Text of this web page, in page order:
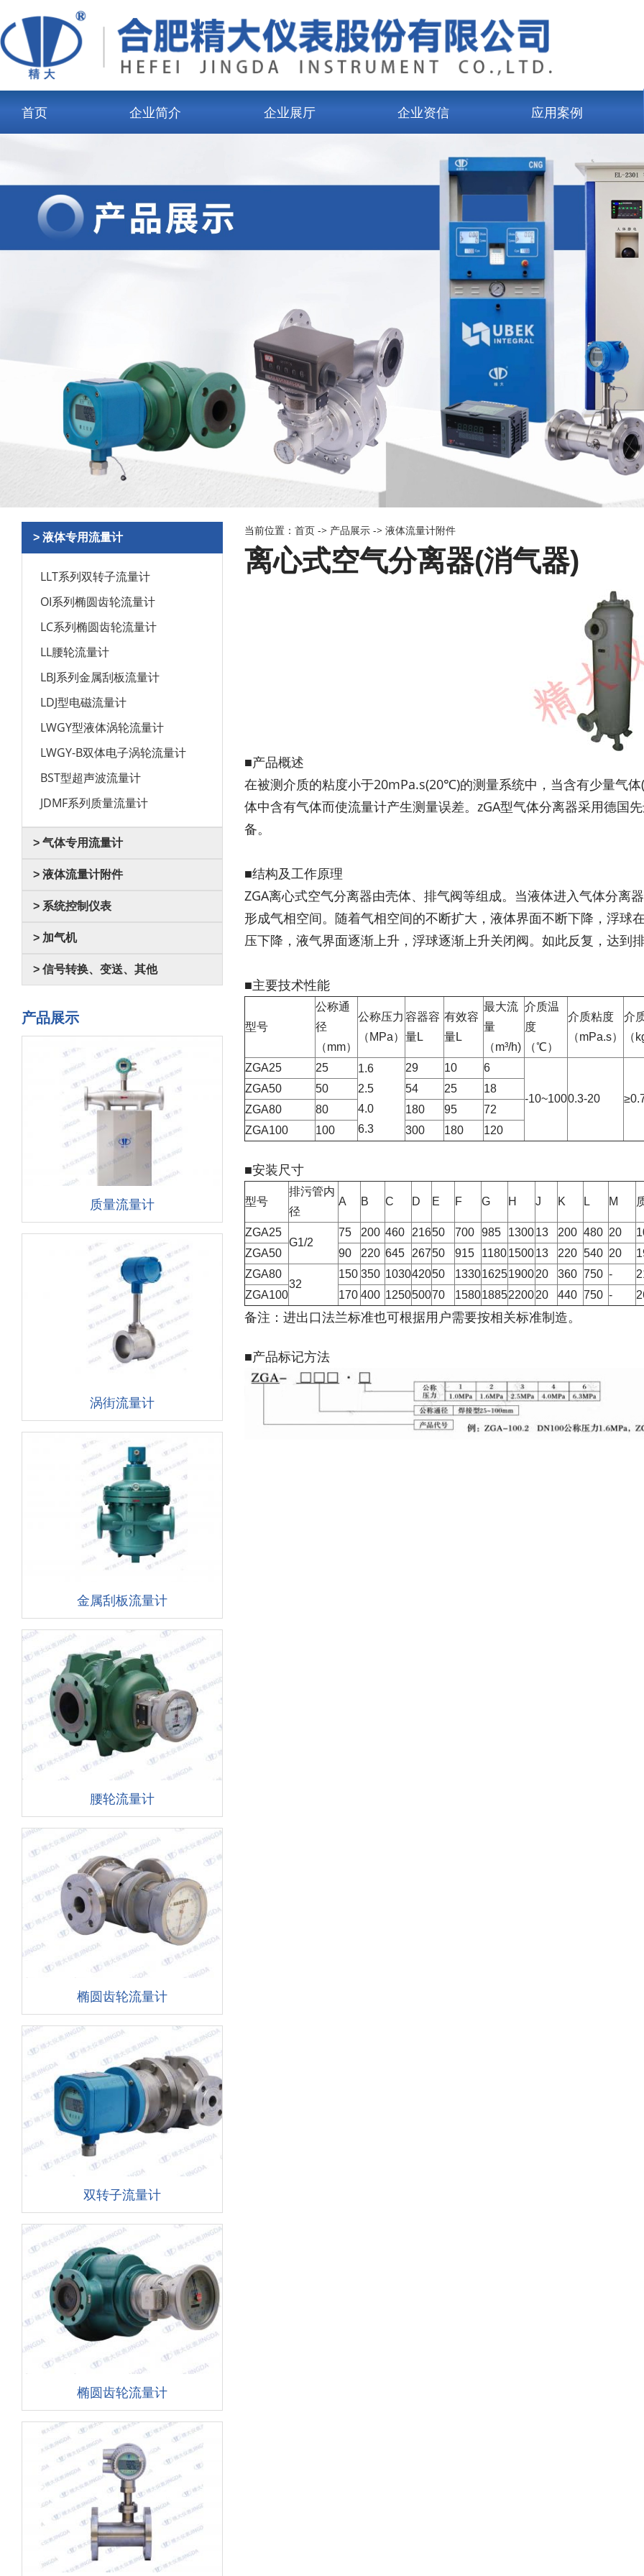
首页 企业简介 企业展厅 企业资信 应用案例
> 液体专用流量计
LLT系列双转子流量计
OI系列椭圆齿轮流量计
LC系列椭圆齿轮流量计
LL腰轮流量计
LBJ系列金属刮板流量计
LDJ型电磁流量计
LWGY型液体涡轮流量计
LWGY-B双体电子涡轮流量计
BST型超声波流量计
JDMF系列质量流量计
> 气体专用流量计
> 液体流量计附件
> 系统控制仪表
> 加气机
> 信号转换、变送、其他
产品展示
质量流量计
涡街流量计
金属刮板流量计
腰轮流量计
椭圆齿轮流量计
双转子流量计
椭圆齿轮流量计
当前位置： 首页 -> 产品展示 -> 液体流量计附件
离心式空气分离器(消气器)
■产品概述
在被测介质的粘度小于20mPa.s(20℃)的测量系统中，当含有少量气
体中含有气体而使流量计产生测量误差。zGA型气体分离器采用德国
备。
■结构及工作原理
ZGA离心式空气分离器由壳体、排气阀等组成。当液体进入气体分离
形成气相空间。随着气相空间的不断扩大，液体界面不断下降，浮
压下降，液气界面逐渐上升，浮球逐渐上升关闭阀。如此反复，达到
■主要技术性能
型号
公称通
径
（mm）
公称压力
（MPa）
容器容
量L
有效容
量L
最大流
量
（m³/h)
介质温
度
（℃）
介质粘度
（mPa.s）
介
（
ZGA25 25
1.6
2.5
4.0
6.3
29 10 6
-10~1000.3-20
ZGA50 50 54 25
18
ZGA80
80 180 95
72
ZGA100
100 300 180 120
■安装尺寸
型号
排污管内
径
A B C D E F G H J K L M
ZGA25
G1/2
75 200 460 21650 700 985 130013 200 480 20
ZGA50
90 220 645 26750 915 1180150013 220 540 20
ZGA80
32
150 350 103042050 13301625190020 360 750 -
ZGA100
170 400 125050070 15801885220020 440 750 -
备注：进出口法兰标准也可根据用户需要按相关标准制造。
■产品标记方法